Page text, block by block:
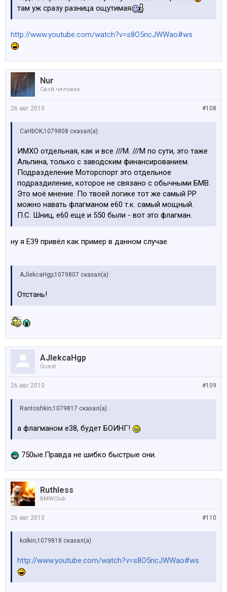
там уж сразу разница ощутимая
http://www.youtube.com/watch?v=s8O5ncJWWao#ws
Nur
Свой человек
#108
26 авг 2010
CaHbOK;1079808 сказал(а):
ИМХО отдельная, как и все ///М. ///М по сути, это таже
Альпина, только с заводским финансированием.
Подразделение Моторспорт это отдельное
подраздиление, которое не связано с обычными БМВ.
Это моё мнение. По твоей логике тот же самый РР
можно навать флагманом е60 т.к. самый мощный.
П.С. Шниц, е60 еще и 550 были - вот это флагман.
ну я Е39 привёл как пример в данном случае.
AJlekcaHgp;1079807 сказал(а):
Отстань!
AJlekcaHgp
Guest
#109
26 авг 2010
Rantoshkin;1079817 сказал(а):
а флагманом е38, будет БОИНГ!
750ые.Правда не шибко быстрые они.
Ruthless
BMWClub
#110
26 авг 2010
kolkin;1079818 сказал(а):
http://www.youtube.com/watch?v=s8O5ncJWWao#ws